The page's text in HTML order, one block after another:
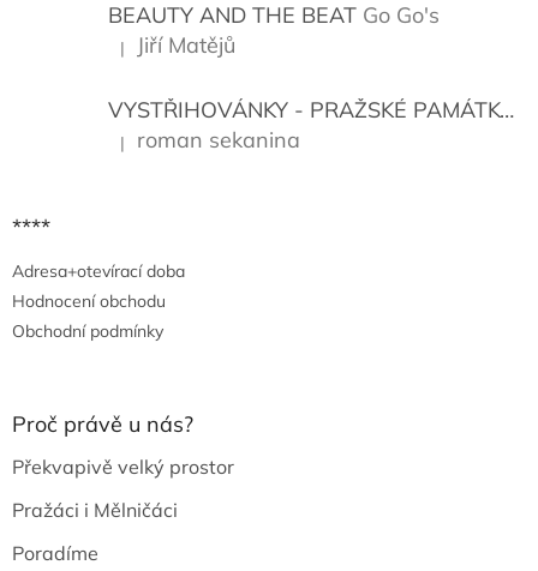
BEAUTY AND THE BEAT Go Go's
Hodnocení produktu je 5 z 5 hvězdiček.
| Jiří Matějů
VYSTŘIHOVÁNKY - PRAŽSKÉ PAMÁTKY
Hodnocení produktu je 5 z 5 hvězdiček.
| roman sekanina
****
Adresa+otevírací doba
Hodnocení obchodu
Obchodní podmínky
Proč právě u nás?
Překvapivě velký prostor
Pražáci i Mělničáci
Poradíme